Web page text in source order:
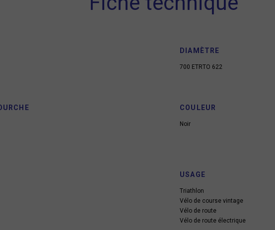
DIAMÈTRE
700 ETRTO 622
COULEUR
Noir
USAGE
Triathlon
Vélo de course vintage
Vélo de route
Vélo de route électrique